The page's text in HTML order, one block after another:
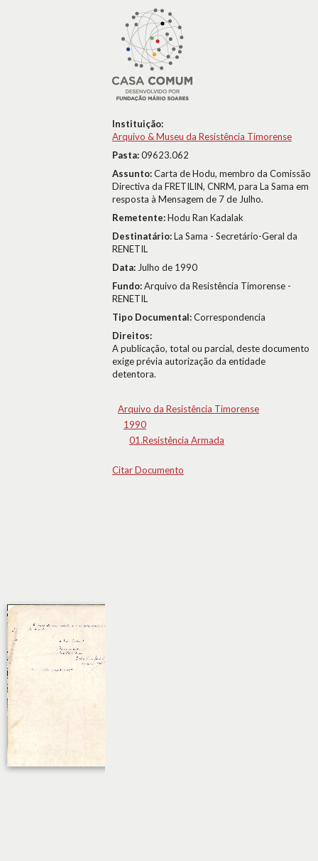
Instituição:
Arquivo & Museu da Resistência Timorense
Pasta:09623.062
Assunto:Carta de Hodu, membro da Comissão
Directiva da FRETILIN, CNRM, para La Sama em
resposta à Mensagem de 7 de Julho.
Remetente:Hodu Ran Kadalak
Destinatário:La Sama - Secretário-Geral da
RENETIL
Data: Julho de 1990
Fundo:Arquivo da Resistência Timorense -
RENETIL
Tipo Documental:Correspondencia
Direitos:
A publicação, total ou parcial, deste documento
exige prévia autorização da entidade
detentora.
Arquivo da Resistência Timorense
1990
01.Resistência Armada
Citar Documento